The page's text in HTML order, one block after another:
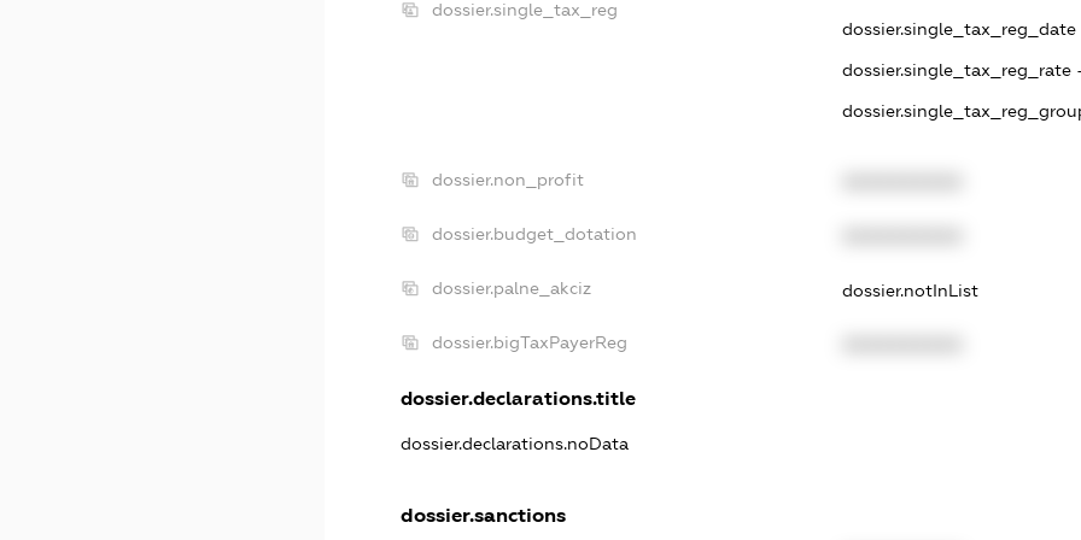
dossier.single_tax_reg
dossier.single_tax_reg_date
dossier.single_tax_reg_rate
dossier.non_profit
dossier.budget_dotation
dossier.palne_akciz dossier.notInList
dossier.bigTaxPayerReg
dossier.declarations.title
dossier.declarations.noData
dossier.sanctions